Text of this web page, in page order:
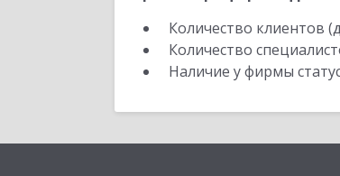
Количество клиентов
Количество
Наличие у фирмы